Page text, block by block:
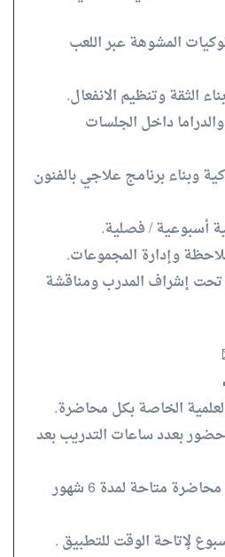
المشوهة عبر اللعب
الثقة وتنظيم الانفعال.
داخل الجلسات
وبناء برنامج علاجي بالفنون
أسبوعية / فصلية.
وإدارة المجموعات.
تحت إشراف المدرب ومناقشة
الخاصة بكل محاضرة.
بعدد ساعات التدريب بعد
✨ تسجيلات خاصة بكل محاضرة متاحة لمدة 6 شهور
لإتاحة الوقت للتطبيق .